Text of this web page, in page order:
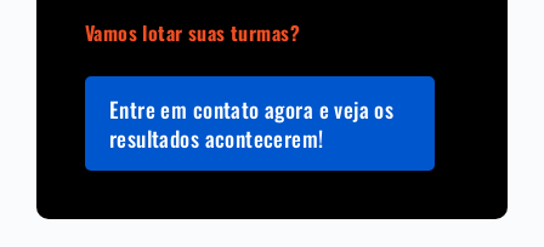
Vamos lotar suas turmas?
Entre em contato agora e veja os
resultados acontecerem!